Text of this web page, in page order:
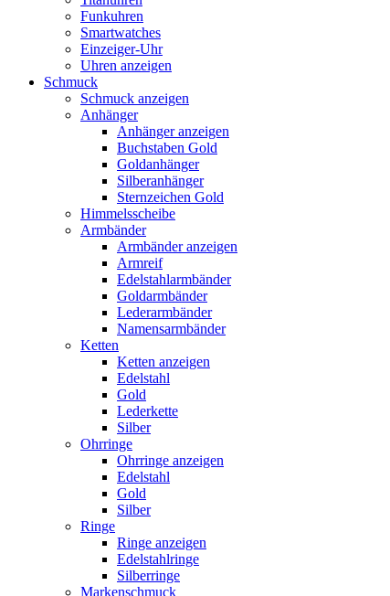
Funkuhren
Smartwatches
Einzeiger-Uhr
Uhren anzeigen
Schmuck
Schmuck anzeigen
Anhänger
Anhänger anzeigen
Buchstaben Gold
Goldanhänger
Silberanhänger
Sternzeichen Gold
Himmelsscheibe
Armbänder
Armbänder anzeigen
Armreif
Edelstahlarmbänder
Goldarmbänder
Lederarmbänder
Namensarmbänder
Ketten
Ketten anzeigen
Edelstahl
Gold
Lederkette
Silber
Ohrringe
Ohrringe anzeigen
Edelstahl
Gold
Silber
Ringe
Ringe anzeigen
Edelstahlringe
Silberringe
Markenschmuck